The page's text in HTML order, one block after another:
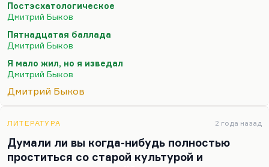
я напишу что-то лучше «Пятнадцатой баллады»
(«Если б был я Дэн Браун…») или моего самого
любимого стихотворения – «Сказки о рыбаке и
рыбке»… Вообще, лучшее стихотворение мое
звучит так:
Я мало жил, но я изведал
Небесной Родины я не предал –
Что нет, то нет.
Постэсхатологическое
Дмитрий Быков
Пятнадцатая баллада
Дмитрий Быков
Я мало жил, но я изведал
Дмитрий Быков
Дмитрий Быков
ЛИТЕРАТУРА 2 года назад
Думали ли вы когда-нибудь полностью
проститься со старой культурой и